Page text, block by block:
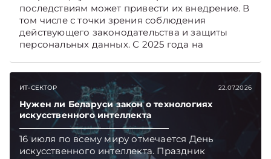
последствиям может привести их внедрение. В
том числе с точки зрения соблюдения
действующего законодательства и защиты
персональных данных. С 2025 года на
стала использовать в своих продуктах
локальные модели искусственного интеллекта.
В интервью «ЭГ» руководитель по развитию
компании Екатерина Владимировна Бел
рассказала, с какими проблемами
сталкивается бизнес при использовании
искусственного интеллекта, кому они
ИТ-СЕКТОР 22.07.2026
Нужен ли Беларуси закон о технологиях
искусственного интеллекта
16 июля по всему миру отмечается День
искусственного интеллекта. Праздник